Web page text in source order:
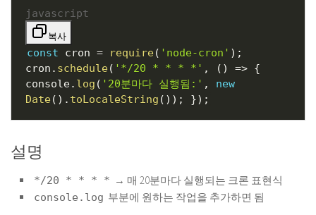
javascript
복사
const cron = require( 'node-cron' ) ;
cron . schedule( '*/20 * * * *' , ( ) => {
console. log ( '20분마다 실행됨:' ,
new
Date( ) . toLocaleString ( ) ) ; }) ;
설명
*/20 * * * * → 매 20분마다 실행되는 크론 표현식
console.log 부분에 원하는 작업을 추가하면 됨